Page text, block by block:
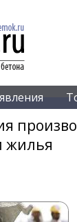
жилья